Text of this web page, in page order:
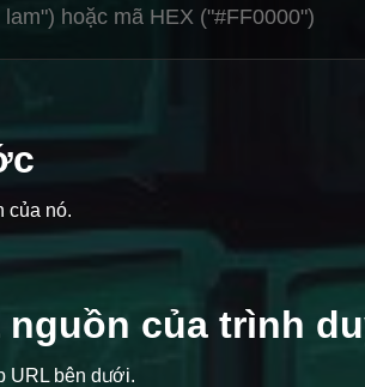
của nó.
nguồn của trình
URL bên dưới.